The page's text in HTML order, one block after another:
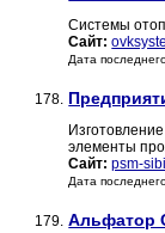
Системы
Сайт:
Дата
178.
элементы
Сайт: psm-
Дата
179. Альфатор